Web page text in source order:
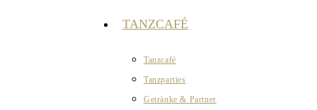
TANZCAFÉ
Tanzcafé
Tanzparties
Getränke & Partner